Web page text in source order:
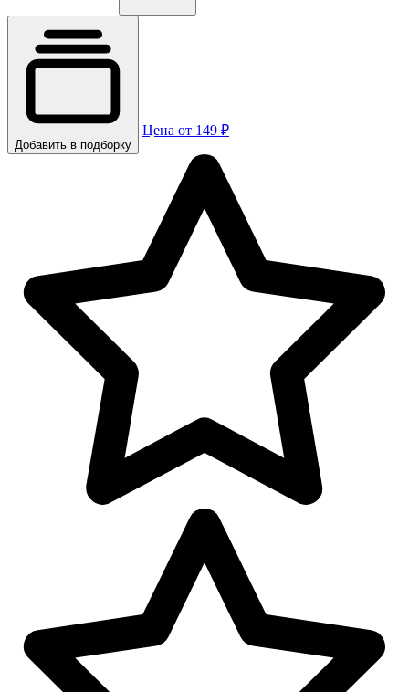
Добавить в подборку
Цена от 149 ₽